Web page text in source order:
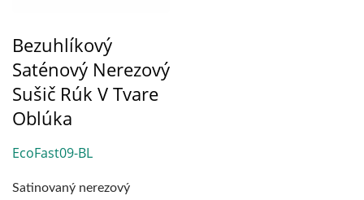
Bezuhlíkový
Saténový Nerezový
Sušič Rúk V Tvare
Oblúka
EcoFast09-BL
Satinovaný nerezový